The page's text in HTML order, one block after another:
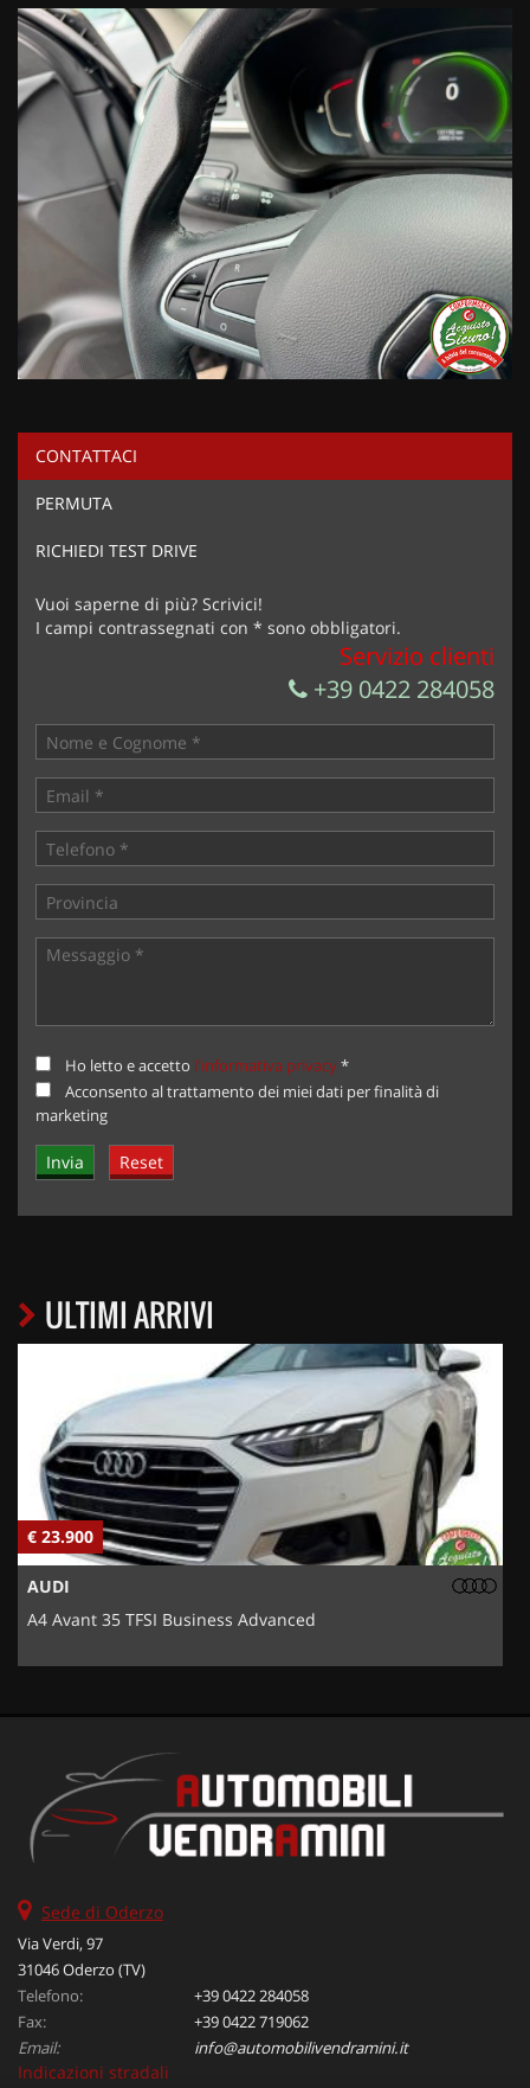
CONTATTACI
PERMUTA
RICHIEDI TEST DRIVE
Vuoi saperne di più? Scrivici!
I campi contrassegnati con * sono obbligatori.
Servizio clienti
+39 0422 284058
Ho letto e accetto l'informativa privacy*
Acconsento al trattamento dei miei dati per finalità di
marketing
ULTIMI ARRIVI
€ 23.900
AUDI
A4 Avant 35 TFSI Business Advanced
Sede di Oderzo
Via Verdi, 97
31046 Oderzo (TV)
Telefono:
+39 0422 284058
Fax:
+39 0422 719062
Email:
info@automobilivendramini.it
Indicazioni stradali